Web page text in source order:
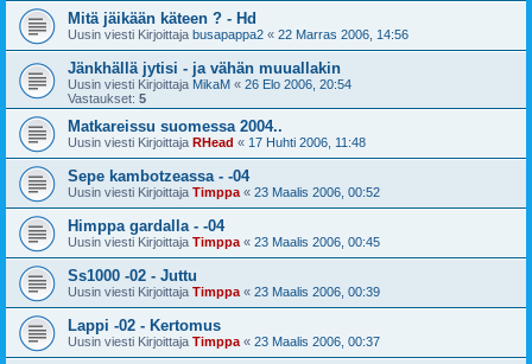
Mitä jäikään käteen ? - Hd
Uusin viesti Kirjoittaja busapappa2 « 22 Marras 2006, 14:56
Jänkhällä jytisi - ja vähän muuallakin
Uusin viesti Kirjoittaja MikaM « 26 Elo 2006, 20:54
Vastaukset: 5
Matkareissu suomessa 2004..
Uusin viesti Kirjoittaja RHead « 17 Huhti 2006, 11:48
Sepe kambotzeassa - -04
Uusin viesti Kirjoittaja Timppa « 23 Maalis 2006, 00:52
Himppa gardalla - -04
Uusin viesti Kirjoittaja Timppa « 23 Maalis 2006, 00:45
Ss1000 -02 - Juttu
Uusin viesti Kirjoittaja Timppa « 23 Maalis 2006, 00:39
Lappi -02 - Kertomus
Uusin viesti Kirjoittaja Timppa « 23 Maalis 2006, 00:37